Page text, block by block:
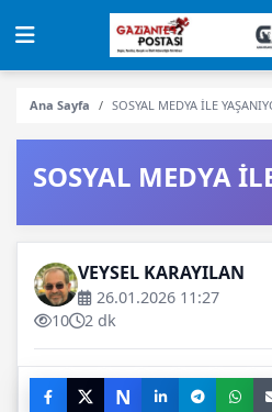
Ana Sayfa SOSYAL MEDYA İLE
SOSYAL MEDYA
VEYSEL KARAYILAN
26.01.2026 11:27
10
2 dk
N